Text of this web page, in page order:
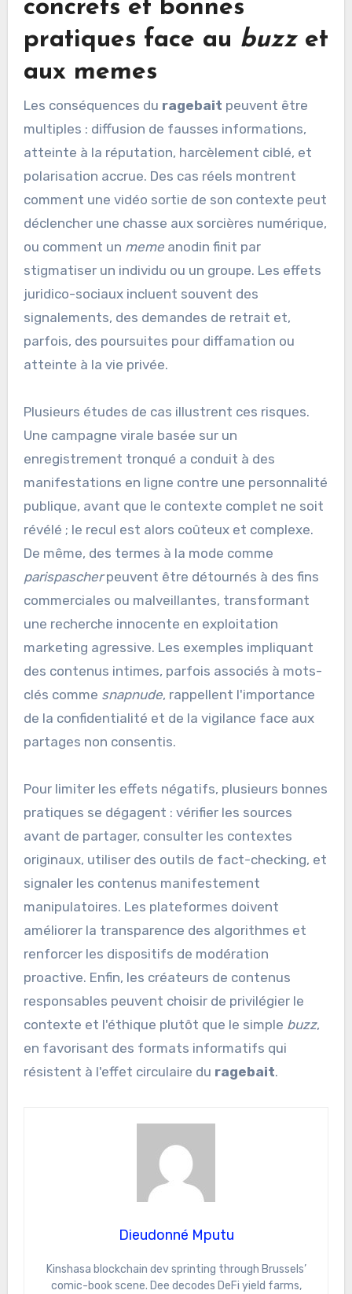
concrets et bonnes
pratiques face au buzzet
aux memes
Les conséquences du ragebait peuvent être
multiples : diffusion de fausses informations,
atteinte à la réputation, harcèlement ciblé, et
polarisation accrue. Des cas réels montrent
comment une vidéo sortie de son contexte peut
déclencher une chasse aux sorcières numérique,
ou comment un memeanodin finit par
stigmatiser un individu ou un groupe. Les effets
juridico-sociaux incluent souvent des
signalements, des demandes de retrait et,
parfois, des poursuites pour diffamation ou
atteinte à la vie privée.
Plusieurs études de cas illustrent ces risques.
Une campagne virale basée sur un
enregistrement tronqué a conduit à des
manifestations en ligne contre une personnalité
publique, avant que le contexte complet ne soit
révélé ; le recul est alors coûteux et complexe.
De même, des termes à la mode comme
parispascherpeuvent être détournés à des fins
commerciales ou malveillantes, transformant
une recherche innocente en exploitation
marketing agressive. Les exemples impliquant
des contenus intimes, parfois associés à mots-
clés comme snapnude, rappellent l'importance
de la confidentialité et de la vigilance face aux
partages non consentis.
Pour limiter les effets négatifs, plusieurs bonnes
pratiques se dégagent : vérifier les sources
avant de partager, consulter les contextes
originaux, utiliser des outils de fact-checking, et
signaler les contenus manifestement
manipulatoires. Les plateformes doivent
améliorer la transparence des algorithmes et
renforcer les dispositifs de modération
proactive. Enfin, les créateurs de contenus
responsables peuvent choisir de privilégier le
contexte et l'éthique plutôt que le simple buzz,
en favorisant des formats informatifs qui
résistent à l'effet circulaire du ragebait.
Dieudonné Mputu
Kinshasa blockchain dev sprinting through Brussels’
comic-book scene. Dee decodes DeFi yield farms,